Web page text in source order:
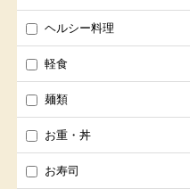
ヘルシー料理
軽食
麺類
お重・丼
お寿司